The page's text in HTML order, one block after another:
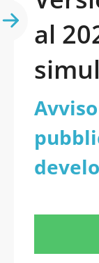
al
per